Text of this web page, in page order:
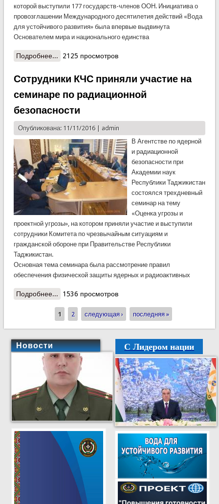
которой выступили 177 государств-членов ООН. Инициатива о
провозглашении Международного десятилетия действий «Вода
для устойчивого развития» была впервые выдвинута
Основателем мира и национального единства
Подробнее... о Превышение уровня гамма-фона вдоль
обнаружено
2125 просмотров
Сотрудники КЧС приняли участие на
семинаре по радиационной
безопасности
Опубликована: 11/11/2016 | admin
В Агентстве по ядерной
и радиационной
безопасности при
Академии наук
Республики Таджикистан
состоялся трехдневный
семинар на тему
«Оценка угрозы и
проектной угрозы», на котором приняли участие и выступили
сотрудники Комитета по чрезвычайным ситуациям и
гражданской обороне при Правительстве Республики
Таджикистан.
Основная тема семинара была рассмотрение правил
обеспечения физической защиты ядерных и радиоактивных
Подробнее... о Сотрудники КЧС приняли участие на семинаре
1536 просмотров
Страницы
1 2 следующая › последняя »
Новости С Лидером нации